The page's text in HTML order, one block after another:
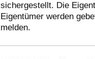
sichergestellt. Die
Eigentümer werden
melden.